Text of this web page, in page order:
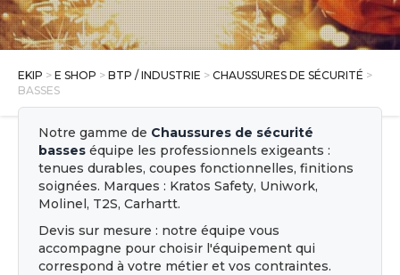
E SHOP
EKIP > E SHOP > BTP / INDUSTRIE > CHAUSSURES DE SÉCURITÉ >
BASSES
Notre gamme de Chaussures de sécurité
basses équipe les professionnels exigeants :
tenues durables, coupes fonctionnelles, finitions
soignées. Marques : Kratos Safety, Uniwork,
Molinel, T2S, Carhartt.
Devis sur mesure : notre équipe vous
accompagne pour choisir l'équipement qui
correspond à votre métier et vos contraintes.